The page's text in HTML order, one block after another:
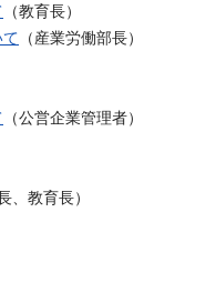
（教育長）
（産業労働部長）
（公営企業管理者）
、教育長）